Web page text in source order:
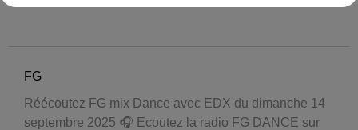
FG
Réécoutez FG mix Dance avec EDX du dimanche 14
septembre 2025 🎧 Ecoutez la radio FG DANCE sur